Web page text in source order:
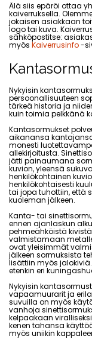
Älä siis epäröi ottaa
kaiverruksella.
jokaisen asiakkaan
logo tai kuva.
sähköpostitse:
myös Kaiverrusinfo-
Nykyisin
persoonallisuuteen
tärkeä historia ja
kuin toimia pelkkänä
Kantasormukset
aikanansa
monesti
allekirjoitusta.
jätti painaumana
kuvion, yleensä
henkilökohtainen
henkilökohtaisesti
tai jopa tuhottiin, että
kuoleman jälkeen.
Kanta- tai
ennen ajanlaskun
pehmeähköistä
valmistamaan
ovat yleisimmät
jälkeen sormuksista
lisättiin myös
etenkin eri
Nykyisin
vapaamuurarit ja
suvuilla on myös
vanhoja
kelpaakaan
kenen tahansa
myös uniikin